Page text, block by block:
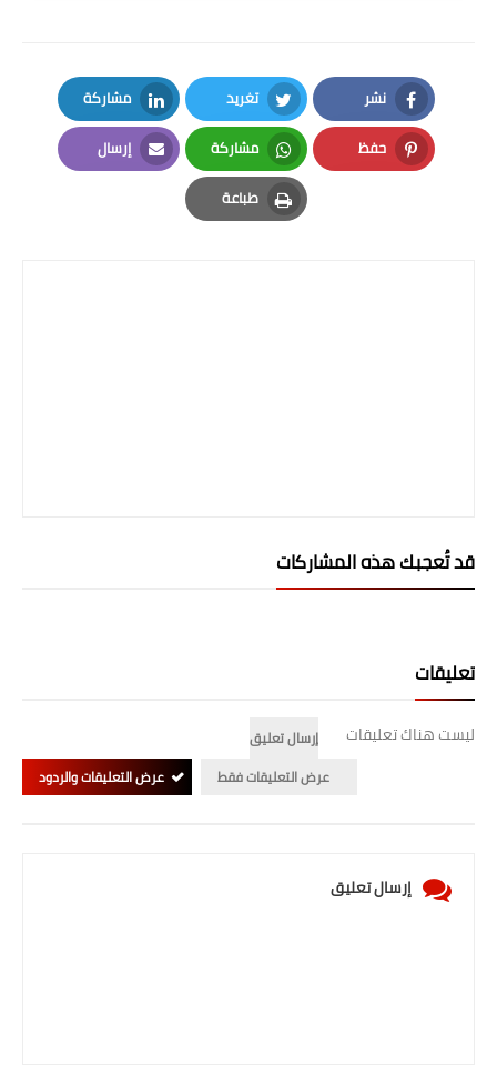
المرحلة الابتدائية
المرحلة المتوسطة
المرحلة الاعدادية
نشر
Facebook
تغريد
Twitter
مشاركة
LinkedIn
حفظ
Pinterest
مشاركة
Whatsapp
إرسال
Email
طباعة
Print
قد تُعجبك هذه المشاركات
تعليقات
ليست هناك تعليقات
إرسال تعليق
عرض التعليقات فقط
عرض التعليقات والردود
إرسال تعليق